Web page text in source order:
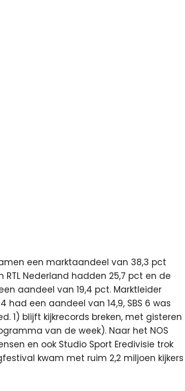
een marktaandeel van 38,3 pct
RTL Nederland hadden 25,7 pct en de
aandeel van 19,4 pct. Marktleider
had een aandeel van 14,9, SBS 6 was
1) blijft kijkrecords breken, met gisteren
van de week). Naar het NOS
en ook Studio Sport Eredivisie trok
kwam met ruim 2,2 miljoen kijkers